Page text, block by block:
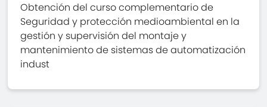
Obtención del curso complementario de
Seguridad y protección medioambiental en la
gestión y supervisión del montaje y
mantenimiento de sistemas de automatización
indust